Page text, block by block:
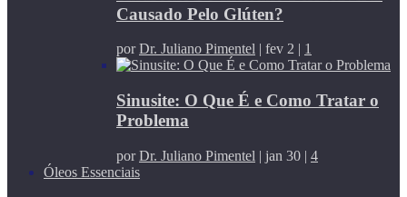
Causado Pelo Glúten?
porDr. Juliano Pimentel | fev 2 | 1
Sinusite: O Que É e Como Tratar o
Problema
porDr. Juliano Pimentel | jan 30 | 4
Óleos Essenciais